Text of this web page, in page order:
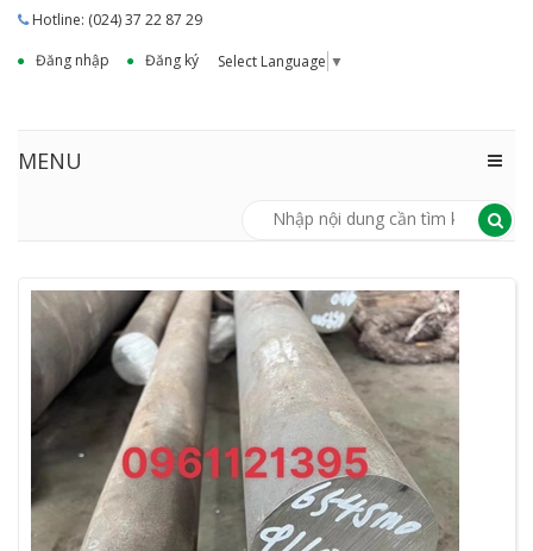
Hotline: (024) 37 22 87 29
Đăng nhập
Đăng ký Select Language ▼
MENU